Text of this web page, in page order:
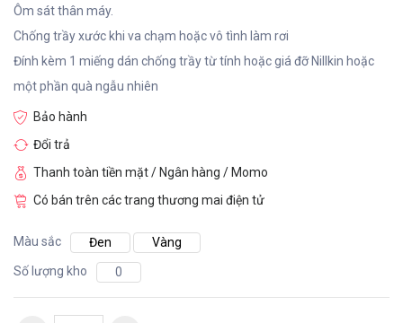
Ôm sát thân máy.
Chống trầy xước khi va chạm hoặc vô tình làm rơi
Đính kèm 1 miếng dán chống trầy từ tính hoặc giá đỡ Nillkin hoặc
một phần quà ngẫu nhiên
Bảo hành
Đổi trả
Thanh toàn tiền mặt / Ngân hàng / Momo
Có bán trên các trang thương mai điện tử
Màu sắc Đen
Vàng
Số lượng kho
0